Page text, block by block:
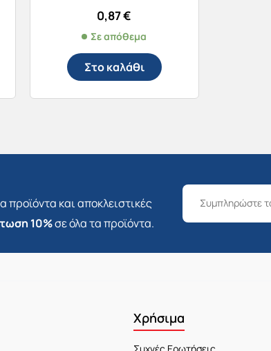
0,87€
Σε απόθεμα
Στο καλάθι
και αποκλειστικές
10%σε όλα τα προϊόντα.
Χρήσιμα